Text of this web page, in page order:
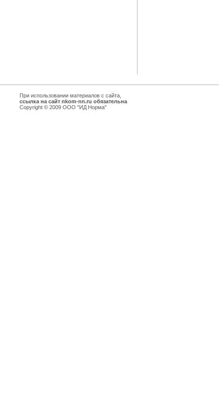
При использовании материалов с сайта,
ссылка на сайт nkom-nn.ru обязательна
Copyright © 2009 ООО "ИД Норма"